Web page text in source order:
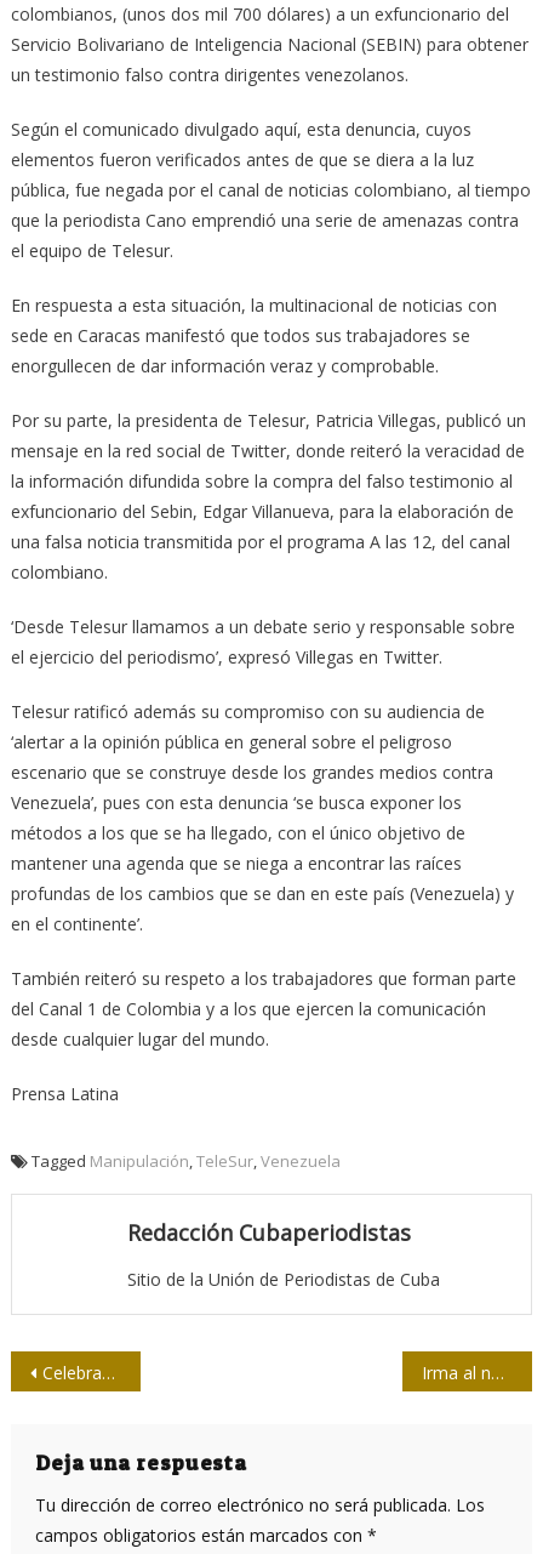
colombianos, (unos dos mil 700 dólares) a un exfuncionario del
Servicio Bolivariano de Inteligencia Nacional (SEBIN) para obtener
un testimonio falso contra dirigentes venezolanos.
Según el comunicado divulgado aquí, esta denuncia, cuyos
elementos fueron verificados antes de que se diera a la luz
pública, fue negada por el canal de noticias colombiano, al tiempo
que la periodista Cano emprendió una serie de amenazas contra
el equipo de Telesur.
En respuesta a esta situación, la multinacional de noticias con
sede en Caracas manifestó que todos sus trabajadores se
enorgullecen de dar información veraz y comprobable.
Por su parte, la presidenta de Telesur, Patricia Villegas, publicó un
mensaje en la red social de Twitter, donde reiteró la veracidad de
la información difundida sobre la compra del falso testimonio al
exfuncionario del Sebin, Edgar Villanueva, para la elaboración de
una falsa noticia transmitida por el programa A las 12, del canal
colombiano.
‘Desde Telesur llamamos a un debate serio y responsable sobre
el ejercicio del periodismo’, expresó Villegas en Twitter.
Telesur ratificó además su compromiso con su audiencia de
‘alertar a la opinión pública en general sobre el peligroso
escenario que se construye desde los grandes medios contra
Venezuela’, pues con esta denuncia ‘se busca exponer los
métodos a los que se ha llegado, con el único objetivo de
mantener una agenda que se niega a encontrar las raíces
profundas de los cambios que se dan en este país (Venezuela) y
en el continente’.
También reiteró su respeto a los trabajadores que forman parte
del Canal 1 de Colombia y a los que ejercen la comunicación
desde cualquier lugar del mundo.
Prensa Latina
Tagged Manipulación,TeleSur,Venezuela
Redacción Cubaperiodistas
Sitio de la Unión de Periodistas de Cuba
Navegación
entradas
Celebran aniversario 40 de la creación del Sindicato de la Cultura Irma al norte de Guantánamo; el peligro continúa
Deja una respuesta
Tu dirección de correo electrónico no será publicada. Los
campos obligatorios están marcados con *